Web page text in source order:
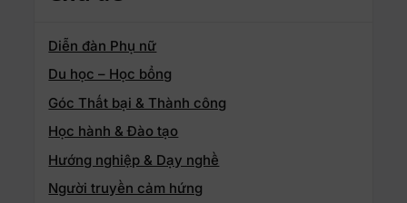
Diễn đàn Phụ nữ
Du học – Học bổng
Góc Thất bại & Thành công
Học hành & Đào tạo
Hướng nghiệp & Dạy nghề
Người truyền cảm hứng